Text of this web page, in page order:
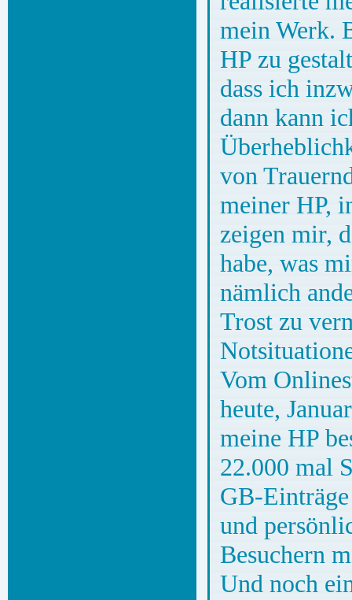
mein Werk.
HP zu
dass ich
dann kann
von
meiner HP,
zeigen mir,
habe, was
nämlich
Trost zu
Vom
heute,
meine HP
22.000 mal
GB-
und
Besuchern
Und noch